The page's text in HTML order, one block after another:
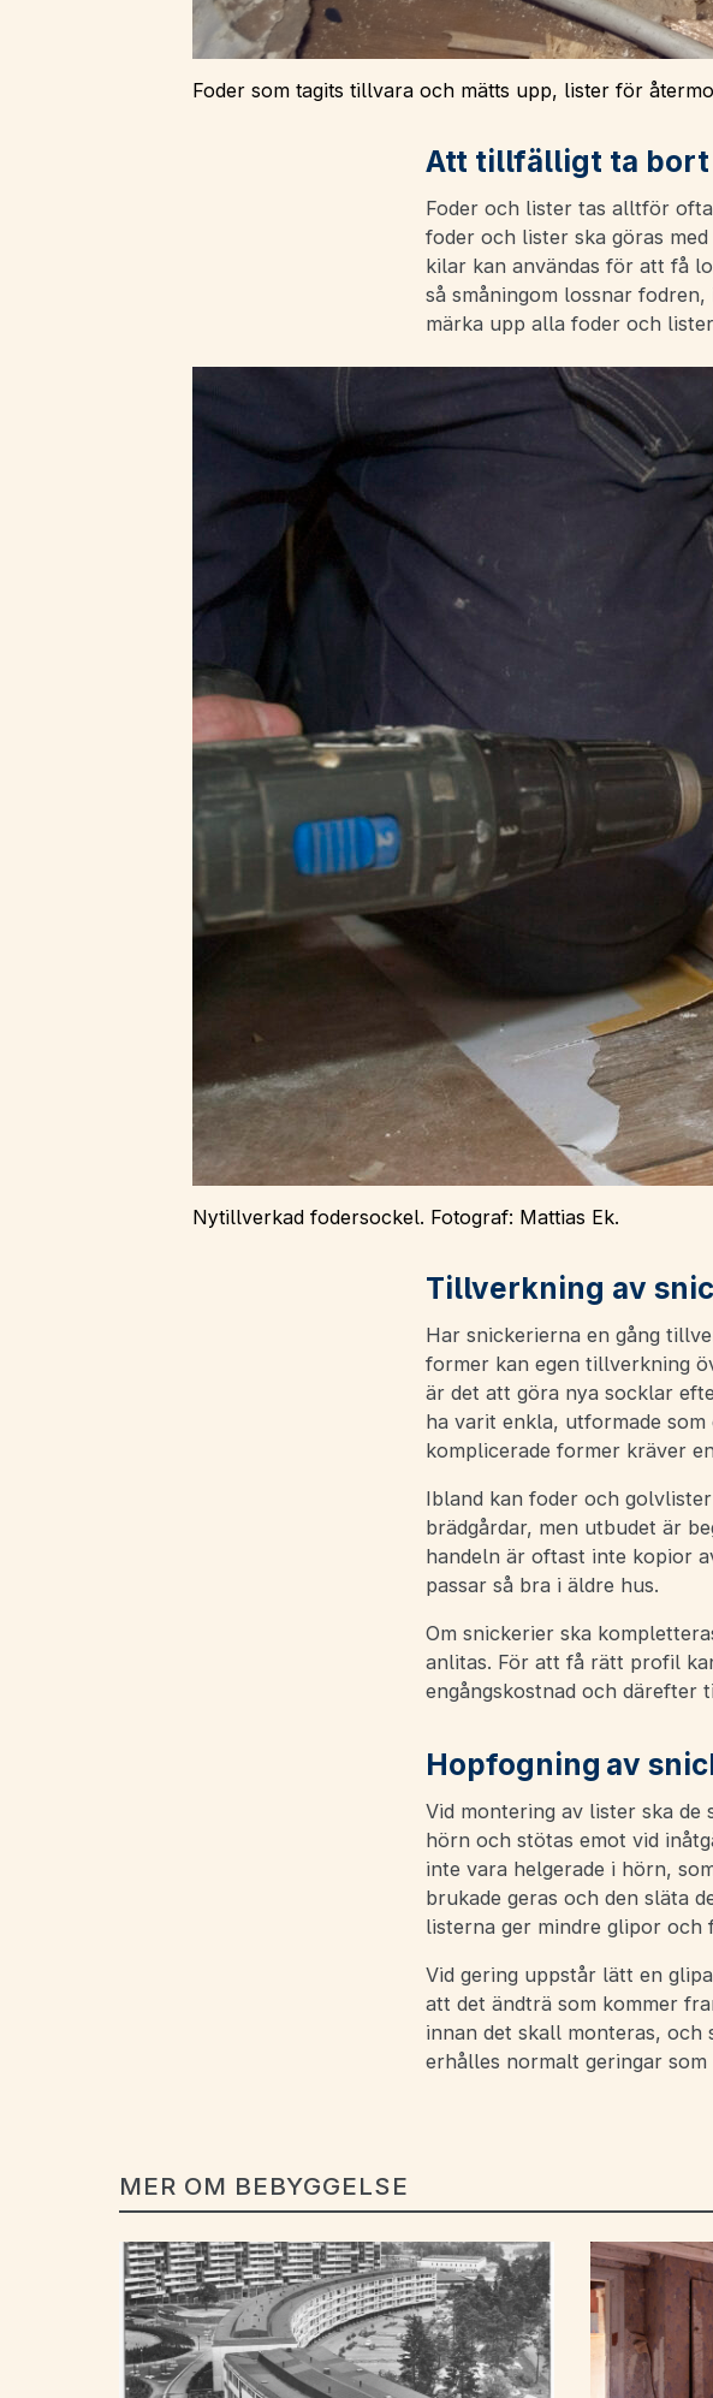
Foder som tagits tillvara och mätts upp, lister för
Att tillfälligt ta
Foder och lister tas alltför
foder och lister ska göras
kilar kan användas för att få
så småningom lossnar
märka upp alla foder och
Nytillverkad fodersockel. Fotograf: Mattias Ek.
Tillverkning av
Har snickerierna en gång
former kan egen tillverkning
är det att göra nya socklar
ha varit enkla, utformade
komplicerade former kräver
Ibland kan foder och
brädgårdar, men utbudet är
handeln är oftast inte kopior
passar så bra i äldre hus.
Om snickerier ska
anlitas. För att få rätt profil
engångskostnad och därefter
Hopfogning av
Vid montering av lister ska de
hörn och stötas emot vid
inte vara helgerade i hörn,
brukade geras och den släta
listerna ger mindre glipor och
Vid gering uppstår lätt en
att det ändträ som kommer
innan det skall monteras,
erhålles normalt geringar som
MER OM BEBYGGELSE